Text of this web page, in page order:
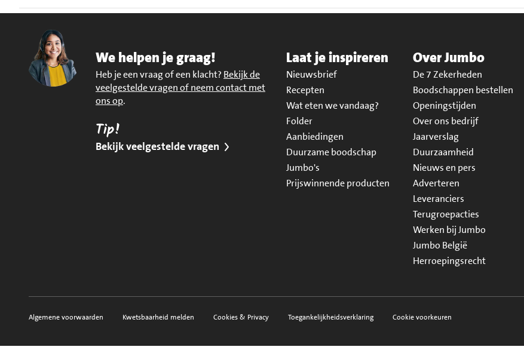
We helpen je graag!
Heb je een vraag of een klacht? Bekijk de
veelgestelde vragen of neem contact met
ons op.
Tip!
Bekijk veelgestelde vragen
Laat je inspireren
Nieuwsbrief
Recepten
Wat eten we vandaag?
Folder
Aanbiedingen
Duurzame boodschap
Jumbo's
Prijswinnende producten
Over Jumbo
De 7 Zekerheden
Boodschappen bestellen
Openingstijden
Over ons bedrijf
Jaarverslag
Duurzaamheid
Nieuws en pers
Adverteren
Leveranciers
Terugroepacties
Werken bij Jumbo
Jumbo België
Herroepingsrecht
Voorwaarden, privacy en sitemap
Algemene voorwaarden Kwetsbaarheid melden Cookies & Privacy Toegankelijkheidsverklaring Cookie voorkeuren